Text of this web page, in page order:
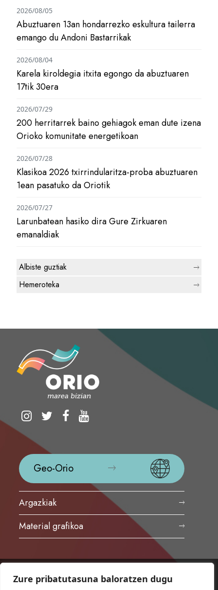
Zure pribatutasuna baloratzen dugu
Abuztuaren 13an hondarrezko eskultura tailerra
emango du Andoni Bastarrikak
2026/08/05
Karela kiroldegia itxita egongo da abuztuaren
17tik 30era
2026/08/04
200 herritarrek baino gehiagok eman dute izena
Orioko komunitate energetikoan
2026/07/29
Klasikoa 2026 txirrindularitza-proba abuztuaren
1ean pasatuko da Oriotik
2026/07/28
Larunbatean hasiko dira Gure Zirkuaren
emanaldiak
2026/07/27
Albiste guztiak
Hemeroteka
Geo-Orio
Argazkiak
Material grafikoa
ORIOKO UDALA